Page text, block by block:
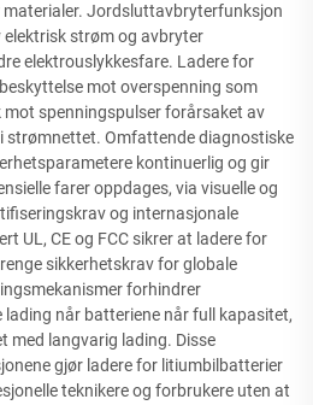
materialer. Jordsluttavbryterfunksjon
elektrisk strøm og avbryter
elektrouslykkesfare. Ladere for
mot overspenning som
spenningspulser forårsaket av
strømnettet. Omfattende diagnostiske
kontinuerlig og gir
farer oppdages, via visuelle og
og internasjonale
UL, CE og FCC sikrer at ladere for
sikkerhetskrav for globale
forhindrer
når batteriene når full kapasitet,
med langvarig lading. Disse
gjør ladere for litiumbilbatterier
teknikere og forbrukere uten at